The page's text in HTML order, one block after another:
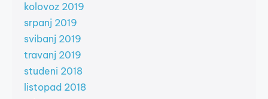
kolovoz 2019
srpanj 2019
svibanj 2019
travanj 2019
studeni 2018
listopad 2018